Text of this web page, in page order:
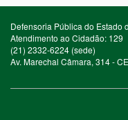
Defensoria Pública do Estado
Atendimento ao Cidadão: 129
(21) 2332-6224 (sede)
Av. Marechal Câmara, 314 -